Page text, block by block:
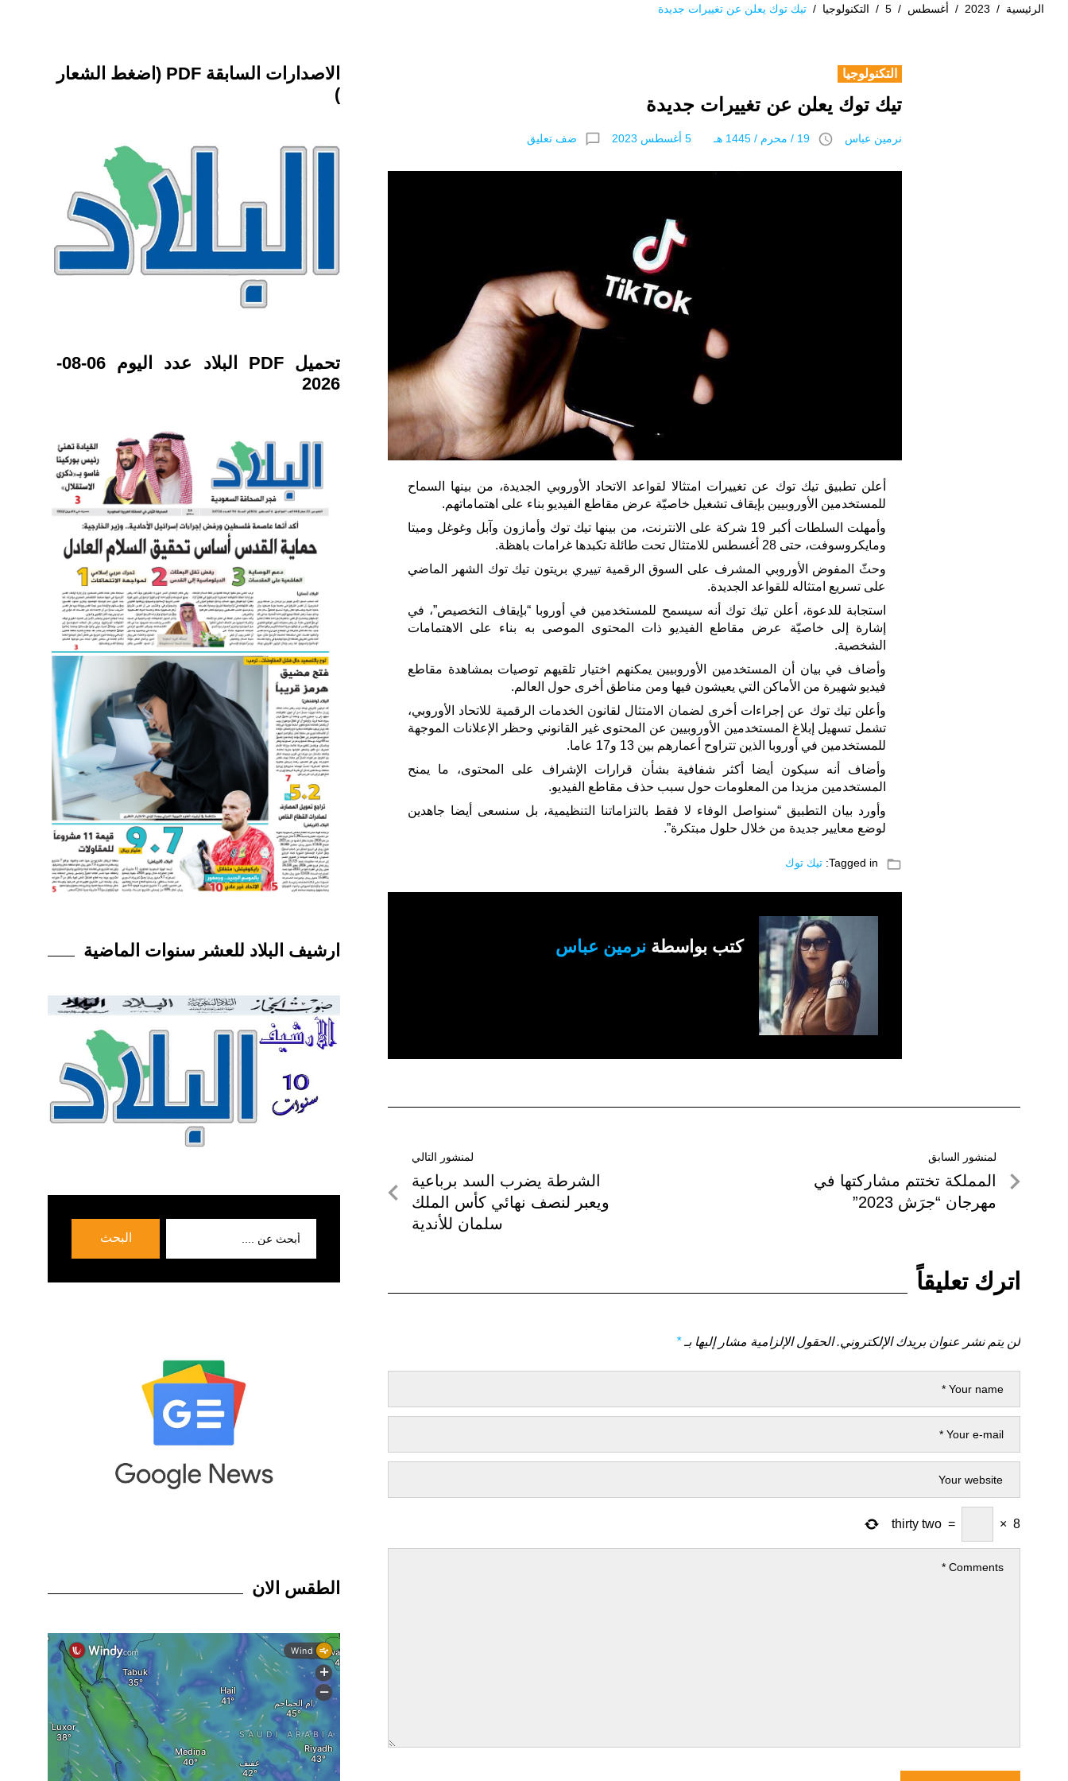
الرئيسية /
2023
/ أغسطس /
5
/ التكنولوجيا / تيك توك يعلن عن تغييرات جديدة
التكنولوجيا
تيك توك يعلن عن تغييرات جديدة
نرمين عباس access_time 19 / محرم / 1445 هـ 5 أغسطس 2023 chat_bubble_outline ضف تعليق
أعلن تطبيق تيك توك عن تغييرات امتثالا لقواعد الاتحاد الأوروبي الجديدة، من بينها السماح
للمستخدمين الأوروبيين بإيقاف تشغيل خاصيّة عرض مقاطع الفيديو بناء على اهتماماتهم.
وأمهلت السلطات أكبر 19 شركة على الانترنت، من بينها تيك توك وأمازون وآبل وغوغل وميتا
ومايكروسوفت، حتى 28 أغسطس للامتثال تحت طائلة تكبدها غرامات باهظة.
وحثّ المفوض الأوروبي المشرف على السوق الرقمية تييري بريتون تيك توك الشهر الماضي
على تسريع امتثاله للقواعد الجديدة.
استجابة للدعوة، أعلن تيك توك أنه سيسمح للمستخدمين في أوروبا “بإيقاف التخصيص”، في
إشارة إلى خاصيّة عرض مقاطع الفيديو ذات المحتوى الموصى به بناء على الاهتمامات
الشخصية.
وأضاف في بيان أن المستخدمين الأوروبيين يمكنهم اختيار تلقيهم توصيات بمشاهدة مقاطع
فيديو شهيرة من الأماكن التي يعيشون فيها ومن مناطق أخرى حول العالم.
وأعلن تيك توك عن إجراءات أخرى لضمان الامتثال لقانون الخدمات الرقمية للاتحاد الأوروبي،
تشمل تسهيل إبلاغ المستخدمين الأوروبيين عن المحتوى غير القانوني وحظر الإعلانات الموجهة
للمستخدمين في أوروبا الذين تتراوح أعمارهم بين 13 و17 عاما.
وأضاف أنه سيكون أيضا أكثر شفافية بشأن قرارات الإشراف على المحتوى، ما يمنح
المستخدمين مزيدا من المعلومات حول سبب حذف مقاطع الفيديو.
وأورد بيان التطبيق “سنواصل الوفاء لا فقط بالتزاماتنا التنظيمية، بل سنسعى أيضا جاهدين
لوضع معايير جديدة من خلال حلول مبتكرة”.
folder_open
Tagged in: تيك توك
كتب بواسطة نرمين عباس
تصفّح
المقالات
لمنشور السابق
لمنشور
السابق
المملكة تختتم مشاركتها في
مهرجان “جرَش 2023”
لمنشور التالي
لمنشور
التالي
الشرطة يضرب السد برباعية
ويعبر لنصف نهائي كأس الملك
سلمان للأندية
اترك تعليقاً
لن يتم نشر عنوان بريدك الإلكتروني. الحقول الإلزامية مشار إليها بـ*
8
×
=
thirty two
الاصدارات السابقة PDF (اضغط الشعار
)
تحميل PDF البلاد عدد اليوم 06-08-
2026
ارشيف البلاد للعشر سنوات الماضية
البحث
الطقس الان